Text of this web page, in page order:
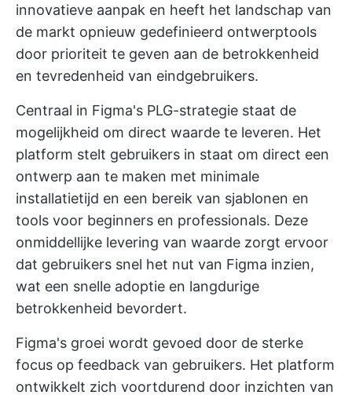
innovatieve aanpak en heeft het landschap van
de markt opnieuw gedefinieerd ontwerptools
door prioriteit te geven aan de betrokkenheid
en tevredenheid van eindgebruikers.
Centraal in Figma's PLG-strategie staat de
mogelijkheid om direct waarde te leveren. Het
platform stelt gebruikers in staat om direct een
ontwerp aan te maken met minimale
installatietijd en een bereik van sjablonen en
tools voor beginners en professionals. Deze
onmiddellijke levering van waarde zorgt ervoor
dat gebruikers snel het nut van Figma inzien,
wat een snelle adoptie en langdurige
betrokkenheid bevordert.
Figma's groei wordt gevoed door de sterke
focus op feedback van gebruikers. Het platform
ontwikkelt zich voortdurend door inzichten van